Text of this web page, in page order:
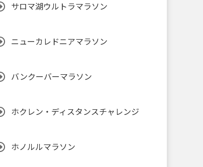
サロマ湖ウルトラマラソン
ニューカレドニアマラソン
バンクーバーマラソン
ホクレン・ディスタンスチャレンジ
ホノルルマラソン